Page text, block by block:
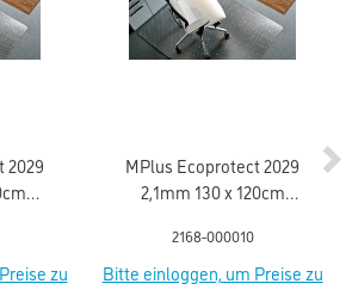
2029
zu
MPlus Ecoprotect 2029
2,1mm 130 x 120cm
mit Noppen 17-1300
2168-000010
Bitte einloggen, um Preise zu